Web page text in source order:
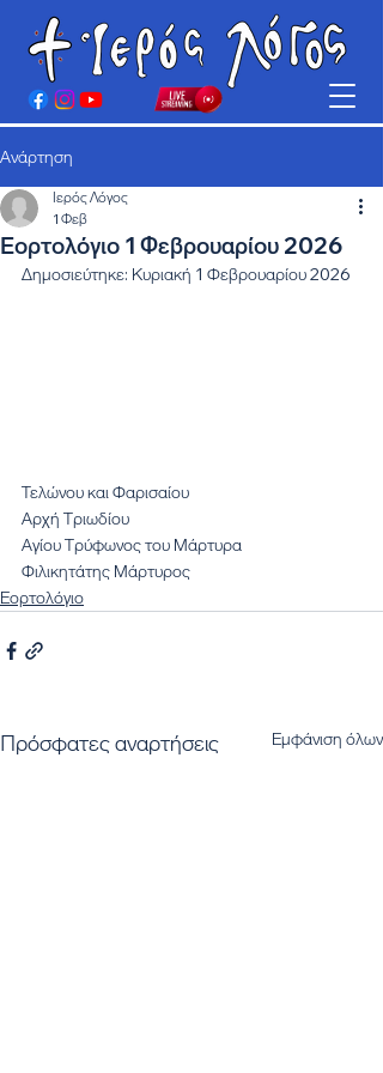
Ανάρτηση
Εορτολόγιο 1 Φεβρουαρίου 2026
Ιερός Λόγος
1 Φεβ
Δημοσιεύτηκε: Κυριακή 1 Φεβρουαρίου 2026
Τελώνου και Φαρισαίου
Αρχή Τριωδίου
Αγίου Τρύφωνος του Μάρτυρα
Φιλικητάτης Μάρτυρος
Εορτολόγιο
Πρόσφατες αναρτήσεις Εμφάνιση όλων